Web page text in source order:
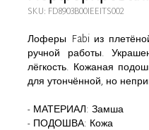
SKU: FD8903B00IEEITS002
Лоферы Fabi из
ручной работы.
лёгкость. Кожаная
для утончённой, но
- МАТЕРИАЛ: Замша
- ПОДОШВА: Кожа